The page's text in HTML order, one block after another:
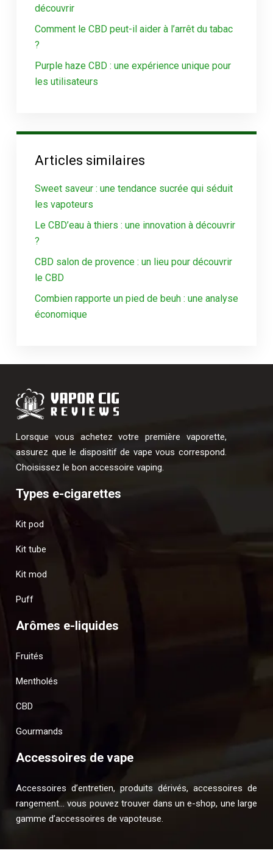
découvrir
Comment le CBD peut-il aider à l’arrêt du tabac
?
Purple haze CBD : une expérience unique pour
les utilisateurs
Articles similaires
Sweet saveur : une tendance sucrée qui séduit
les vapoteurs
Le CBD’eau à thiers : une innovation à découvrir
?
CBD salon de provence : un lieu pour découvrir
le CBD
Combien rapporte un pied de beuh : une analyse
économique
Lorsque vous achetez votre première vaporette,
assurez que le dispositif de vape vous correspond.
Choisissez le bon accessoire vaping.
Types e-cigarettes
Kit pod
Kit tube
Kit mod
Puff
Arômes e-liquides
Fruités
Mentholés
CBD
Gourmands
Accessoires de vape
Accessoires d’entretien, produits dérivés, accessoires de
rangement… vous pouvez trouver dans un e-shop, une large
gamme d’accessoires de vapoteuse.